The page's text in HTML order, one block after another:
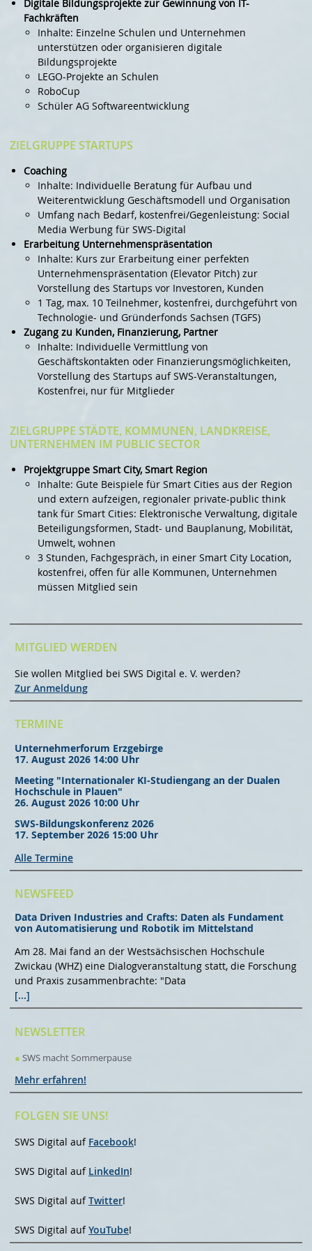
in der digitalen Wirtschaft, eCommerce, Mobile
Payment, Trends in der digitalen Finanzwelt
2 Stunden, Vortrag & Diskussion, kostenfrei.
4 Std., Input & Gruppenarbeit, max. 12 Teilnehmer, 75,-
EUR, 50,- EUR für Mitglieder
Online Seminare Digital Finance
Inhalte: Informationsvermittlung zu
Finanzierungsmöglichkeiten, Förderprogramme,
Bezahlmethoden, Onlineshops, etc.
45 Minuten, Vortrag & Fragen, online, 20,- EUR pro
Teilnehmer, kostenfrei für Mitglieder
Digitale Bildungsprojekte zur Gewinnung von IT-
Fachkräften
Inhalte: Einzelne Schulen und Unternehmen
unterstützen oder organisieren digitale
Bildungsprojekte
LEGO-Projekte an Schulen
RoboCup
Schüler AG Softwareentwicklung
ZIELGRUPPE STARTUPS
Coaching
Inhalte: Individuelle Beratung für Aufbau und
Weiterentwicklung Geschäftsmodell und Organisation
Umfang nach Bedarf, kostenfrei/Gegenleistung: Social
Media Werbung für SWS-Digital
Erarbeitung Unternehmenspräsentation
Inhalte: Kurs zur Erarbeitung einer perfekten
Unternehmenspräsentation (Elevator Pitch) zur
Vorstellung des Startups vor Investoren, Kunden
1 Tag, max. 10 Teilnehmer, kostenfrei, durchgeführt von
Technologie- und Gründerfonds Sachsen (TGFS)
Zugang zu Kunden, Finanzierung, Partner
Inhalte: Individuelle Vermittlung von
Geschäftskontakten oder Finanzierungsmöglichkeiten,
Vorstellung des Startups auf SWS-Veranstaltungen,
Kostenfrei, nur für Mitglieder
ZIELGRUPPE STÄDTE, KOMMUNEN, LANDKREISE,
UNTERNEHMEN IM PUBLIC SECTOR
Projektgruppe Smart City, Smart Region
Inhalte: Gute Beispiele für Smart Cities aus der Region
und extern aufzeigen, regionaler private-public think
tank für Smart Cities: Elektronische Verwaltung, digitale
Beteiligungsformen, Stadt- und Bauplanung, Mobilität,
Umwelt, wohnen
3 Stunden, Fachgespräch, in einer Smart City Location,
kostenfrei, offen für alle Kommunen, Unternehmen
müssen Mitglied sein
MITGLIED WERDEN
Sie wollen Mitglied bei SWS Digital e. V. werden?
Zur Anmeldung
TERMINE
Unternehmerforum Erzgebirge
17. August 2026 14:00 Uhr
Meeting "Internationaler KI-Studiengang an der Dualen
Hochschule in Plauen"
26. August 2026 10:00 Uhr
SWS-Bildungskonferenz 2026
17. September 2026 15:00 Uhr
Alle Termine
NEWSFEED
Data Driven Industries and Crafts: Daten als Fundament
von Automatisierung und Robotik im Mittelstand
Am 28. Mai fand an der Westsächsischen Hochschule
Zwickau (WHZ) eine Dialogveranstaltung statt, die Forschung
und Praxis zusammenbrachte: "Data
[...]
NEWSLETTER
● SWS macht Sommerpause
Mehr erfahren!
FOLGEN SIE UNS!
SWS Digital auf Facebook!
SWS Digital auf LinkedIn!
SWS Digital aufTwitter!
SWS Digital aufYouTube!